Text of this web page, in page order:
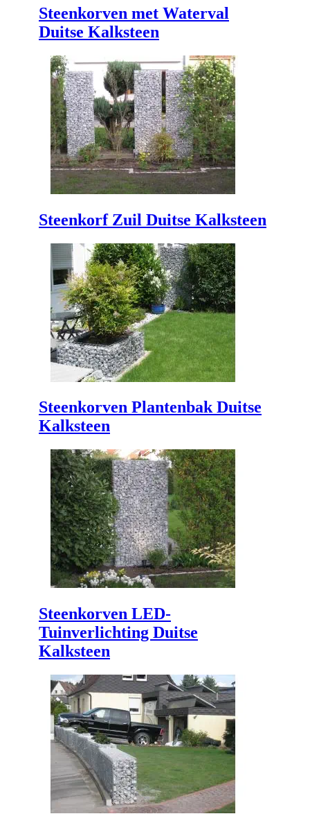
Steenkorven met Waterval
Duitse Kalksteen
Steenkorf Zuil Duitse Kalksteen
Steenkorven Plantenbak Duitse
Kalksteen
Steenkorven LED-
Tuinverlichting Duitse
Kalksteen